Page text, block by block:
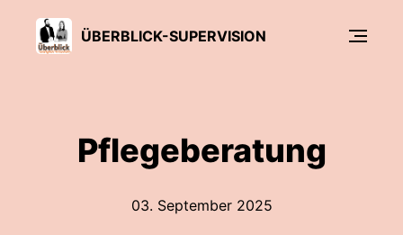
ÜBERBLICK-SUPERVISION
Pflegeberatung
03. September 2025